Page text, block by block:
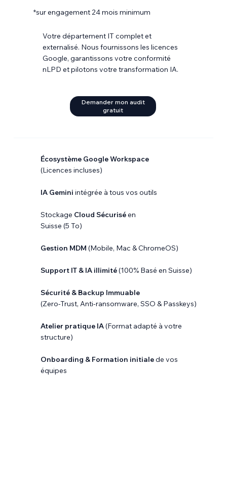
*sur engagement 24 mois minimum
Votre département IT complet et
externalisé. Nous fournissons les licences
Google, garantissons votre conformité
nLPD et pilotons votre transformation IA.
Demander mon audit
gratuit
Écosystème Google Workspace
(Licences incluses)
IA Gemini intégrée à tous vos outils
Stockage Cloud Sécuriséen
Suisse (5 To)
Gestion MDM (Mobile, Mac & ChromeOS)
Sécurité & Backup Immuable
(Zero-Trust, Anti-ransomware, SSO & Passkeys)
Support IT & IA illimité(100% Basé en Suisse)
Atelier pratique IA(Format adapté à votre
structure)
Onboarding & Formation initialede vos
équipes